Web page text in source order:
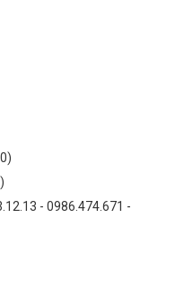
- 0986.474.671 -